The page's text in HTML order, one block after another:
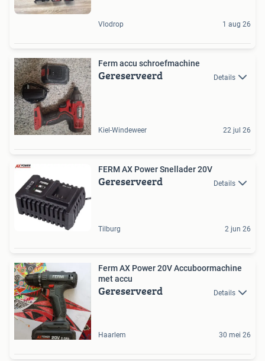
Vlodrop 1 aug 26
Ferm accu schroefmachine
Gereserveerd Details
Kiel-Windeweer 22 jul 26
FERM AX Power Snellader 20V
Gereserveerd Details
Tilburg 2 jun 26
Ferm AX Power 20V Accuboormachine
met accu
Gereserveerd Details
Haarlem 30 mei 26